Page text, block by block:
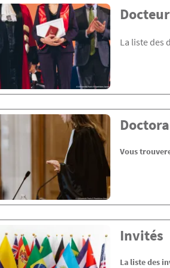
La liste des
Vous
Invités
La liste des